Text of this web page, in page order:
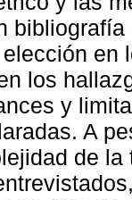
en
los
y
A
de